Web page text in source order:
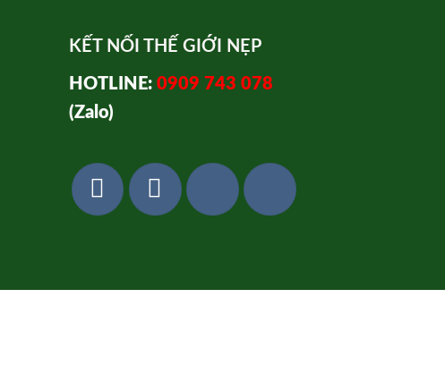
KẾT NỐI THẾ GIỚI NẸP
HOTLINE: 0909 743 078
(Zalo)